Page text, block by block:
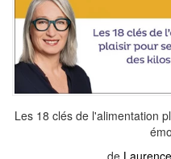
Les 18 clés de l'alimentation
de